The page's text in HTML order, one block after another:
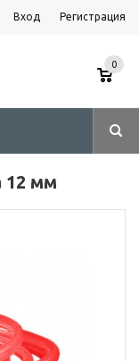
Вход Регистрация
0
12 мм